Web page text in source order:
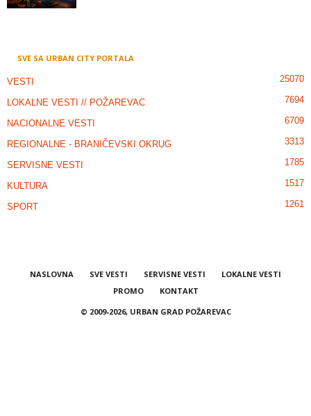
SVE SA URBAN CITY PORTALA
VESTI 25070
LOKALNE VESTI // POŽAREVAC 7694
NACIONALNE VESTI 6709
REGIONALNE - BRANIČEVSKI OKRUG 3313
SERVISNE VESTI 1785
KULTURA 1517
SPORT 1261
NASLOVNA SVE VESTI SERVISNE VESTI
LOKALNE VESTI
PROMO
KONTAKT
© 2009-2026, URBAN GRAD POŽAREVAC